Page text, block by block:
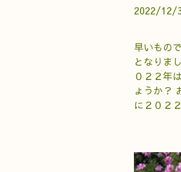
2022/12/
早いもの
となりま
０２２年
ょうか？
に２０２